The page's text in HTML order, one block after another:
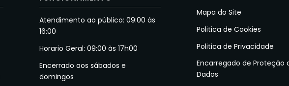
Atendimento ao público: 09:00 às
16:00
Horario Geral: 09:00 às 17h00
Encerrado aos sábados e
domingos
Mapa do Site
Politica de Cookies
Politica de Privacidade
Encarregado de Proteção
Dados